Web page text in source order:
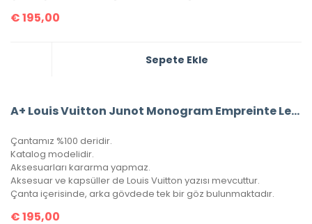
€195,00
Sepete Ekle
A+ Louis Vuitton Junot Monogram Empreinte Leather
Çantamız %100 deridir.
Katalog modelidir.
Aksesuarları kararma yapmaz.
Aksesuar ve kapsüller de Louis Vuitton yazısı mevcuttur.
Çanta içerisinde, arka gövdede tek bir göz bulunmaktadır.
€195,00